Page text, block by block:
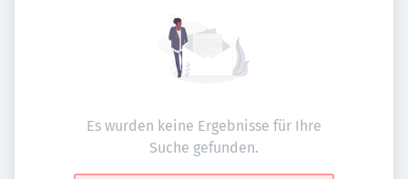
Es wurden keine Ergebnisse für Ihre
Suche gefunden.